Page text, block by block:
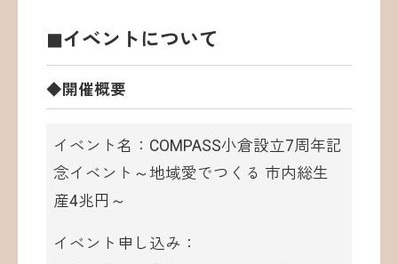
◼︎イベントについて
◆開催概要
イベント名：COMPASS小倉設立7周年記
念イベント～地域愛でつくる 市内総生
産4兆円～
イベント申し込み：